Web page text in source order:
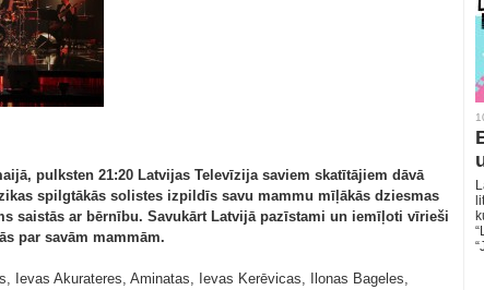
pulksten 21:20 Latvijas Televīzija saviem skatītājiem dāvā
spilgtākās solistes izpildīs savu mammu mīļākās dziesmas
saistās ar bērnību. Savukārt Latvijā pazīstami un iemīļoti vīrieši
par savām mammām.
Ievas Akurateres, Aminatas, Ievas Kerēvicas, Ilonas Bageles,